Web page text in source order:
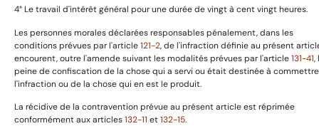
4° Le travail d'intérêt général pour une durée de vingt à cent vingt heures.
Les personnes morales déclarées responsables pénalement, dans les
conditions prévues par l'article121-2, de l'infraction définie au présent
encourent, outre l'amende suivant les modalités prévues par l'article131-41,
peine de confiscation de la chose qui a servi ou était destinée à commettre
l'infraction ou de la chose qui en est le produit.
La récidive de la contravention prévue au présent article est réprimée
conformément aux articles132-11 et132-15.
Conditions de retour et remboursemenet
A propos
Prestation de service